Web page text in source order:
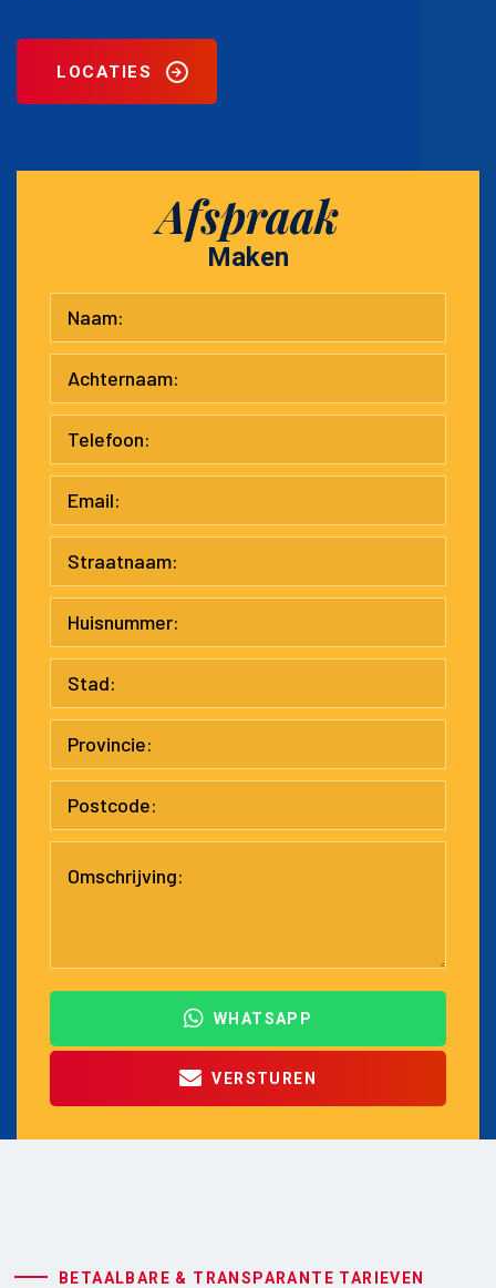
LOCATIES
Afspraak
Maken
WHATSAPP
VERSTUREN
BETAALBARE & TRANSPARANTE TARIEVEN